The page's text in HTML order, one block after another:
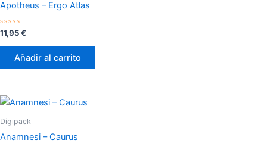
Apotheus – Ergo Atlas
Valorado
con
0
11,95€
Añadir al carrito
Digipack
Anamnesi – Caurus